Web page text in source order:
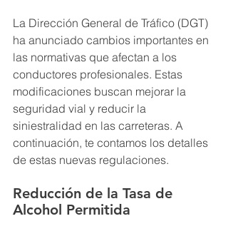
La Dirección General de Tráfico (DGT)
ha anunciado cambios importantes en
las normativas que afectan a los
conductores profesionales. Estas
modificaciones buscan mejorar la
seguridad vial y reducir la
siniestralidad en las carreteras. A
continuación, te contamos los detalles
de estas nuevas regulaciones.
Reducción de la Tasa de
Alcohol Permitida